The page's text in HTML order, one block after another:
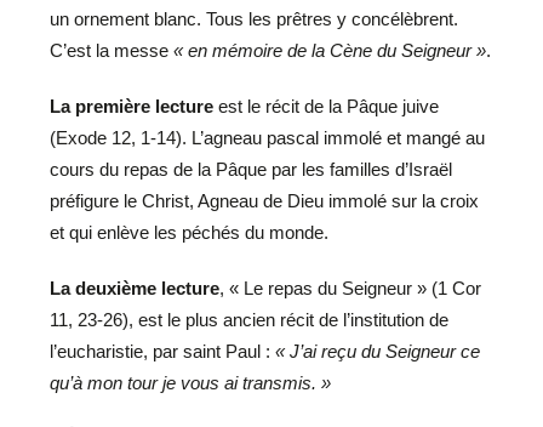
un ornement blanc. Tous les prêtres y concélèbrent.
C’est la messe « en mémoire de la Cène du Seigneur ».
La première lectureest le récit de la Pâque juive
(Exode 12, 1-14). L’agneau pascal immolé et mangé au
cours du repas de la Pâque par les familles d’Israël
préfigure le Christ, Agneau de Dieu immolé sur la croix
et qui enlève les péchés du monde.
La deuxième lecture, « Le repas du Seigneur » (1 Cor
11, 23-26), est le plus ancien récit de l’institution de
l’eucharistie, par saint Paul : « J’ai reçu du Seigneur ce
qu’à mon tour je vous ai transmis. »